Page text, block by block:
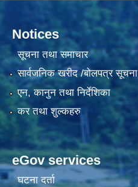
Notices
सूचना तथा समाचार
सार्वजनिक खरीद /बोलपत्र सूचना
एन, कानुन तथा निर्देशिका
कर तथा शुल्कहरु
eGov services
घटना दर्ता